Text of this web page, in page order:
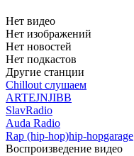
Нет видео
Нет изображений
Нет новостей
Нет подкастов
Другие станции
Chillout слушаем
ARTEJNJIBB
SlavRadio
Auda Radio
Rap (hip-hop)hip-hopgarage
Воспроизведение видео